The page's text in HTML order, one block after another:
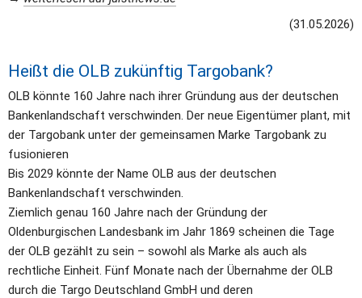
(31.05.2026)
Heißt die OLB zukünftig Targobank?
OLB könnte 160 Jahre nach ihrer Gründung aus der deutschen
Bankenlandschaft verschwinden. Der neue Eigentümer plant, mit
der Targobank unter der gemeinsamen Marke Targobank zu
fusionieren
Bis 2029 könnte der Name OLB aus der deutschen
Bankenlandschaft verschwinden.
Ziemlich genau 160 Jahre nach der Gründung der
Oldenburgischen Landesbank im Jahr 1869 scheinen die Tage
der OLB gezählt zu sein – sowohl als Marke als auch als
rechtliche Einheit. Fünf Monate nach der Übernahme der OLB
durch die Targo Deutschland GmbH und deren